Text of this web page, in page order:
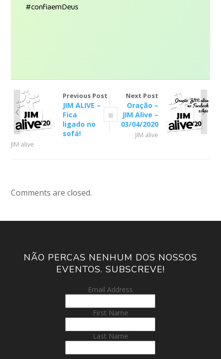
#confiaemDeus
Previous Post
JIM ALIVE –
Fica
ligado no
sofá!
JIM alive
Next Post
Oração –
JIM Alive –
03/04/2020
JIM alive
Comments are closed.
NÃO PERCAS NENHUM DOS NOSSOS
EVENTOS. SUBSCREVE!
Email Address
First Name
Last Name